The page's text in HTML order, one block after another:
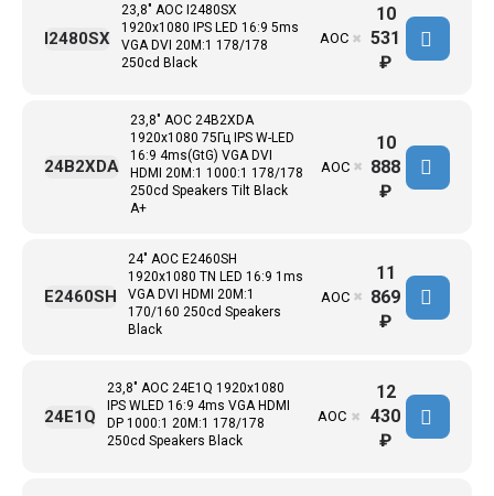
23,8" AOC I2480SX
1920x1080 IPS LED 16:9 5ms
VGA DVI 20M:1 178/178
250cd Black
AOC
I2480SX ✖
10
531
₽
23,8" AOC 24B2XDA
1920x1080 75Гц IPS W-LED
16:9 4ms(GtG) VGA DVI
HDMI 20M:1 1000:1 178/178
250cd Speakers Tilt Black
A+
AOC
24B2XDA ✖
10
888
₽
24" AOC E2460SH
1920x1080 TN LED 16:9 1ms
VGA DVI HDMI 20M:1
170/160 250cd Speakers
Black
AOC
E2460SH ✖
11
869
₽
23,8" AOC 24E1Q 1920x1080
IPS WLED 16:9 4ms VGA HDMI
DP 1000:1 20M:1 178/178
250cd Speakers Black
AOC
24E1Q ✖
12
430
₽